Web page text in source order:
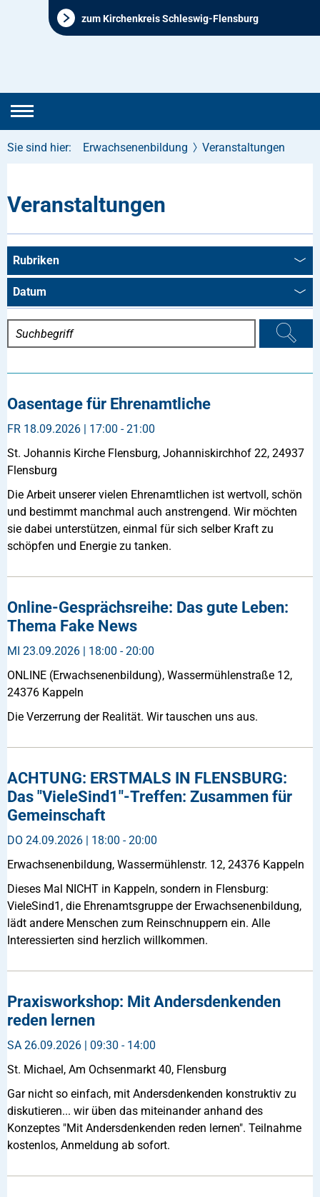
zum Kirchenkreis Schleswig-Flensburg
Sie sind hier: Erwachsenenbildung Veranstaltungen
Veranstaltungen
Rubriken
Datum
Oasentage für Ehrenamtliche
FR 18.09.2026 | 17:00 - 21:00
St. Johannis Kirche Flensburg, Johanniskirchhof 22, 24937
Flensburg
Die Arbeit unserer vielen Ehrenamtlichen ist wertvoll, schön
und bestimmt manchmal auch anstrengend. Wir möchten
sie dabei unterstützen, einmal für sich selber Kraft zu
schöpfen und Energie zu tanken.
Online-Gesprächsreihe: Das gute Leben:
Thema Fake News
MI 23.09.2026 | 18:00 - 20:00
ONLINE (Erwachsenenbildung), Wassermühlenstraße 12,
24376 Kappeln
Die Verzerrung der Realität. Wir tauschen uns aus.
ACHTUNG: ERSTMALS IN FLENSBURG:
Das "VieleSind1"-Treffen: Zusammen für
Gemeinschaft
DO 24.09.2026 | 18:00 - 20:00
Erwachsenenbildung, Wassermühlenstr. 12, 24376 Kappeln
Dieses Mal NICHT in Kappeln, sondern in Flensburg:
VieleSind1, die Ehrenamtsgruppe der Erwachsenenbildung,
lädt andere Menschen zum Reinschnuppern ein. Alle
Interessierten sind herzlich willkommen.
Praxisworkshop: Mit Andersdenkenden
reden lernen
SA 26.09.2026 | 09:30 - 14:00
St. Michael, Am Ochsenmarkt 40, Flensburg
Gar nicht so einfach, mit Andersdenkenden konstruktiv zu
diskutieren... wir üben das miteinander anhand des
Konzeptes "Mit Andersdenkenden reden lernen". Teilnahme
kostenlos, Anmeldung ab sofort.